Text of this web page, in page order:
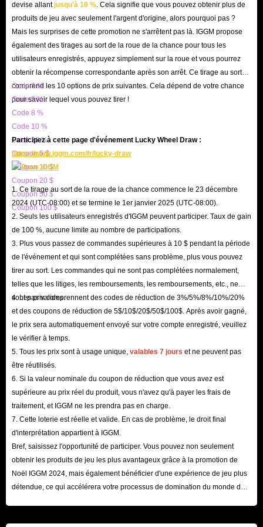
devise allantjusqu'à 10 % . Cela signifie que vous pouvez obtenir plus de
produits de jeu avec seulement l'argent d'origine, alors pourquoi pas ?
Mais les surprises de cette promotion ne s'arrêtent pas là. IGGM propose
également des tirages au sort de la roue de la chance pour tous les
utilisateurs enregistrés, appuyez simplement sur la roue et vous pourrez
obtenir la récompense correspondante après son arrêt. Ce tirage au sort
comprend les 10 options de prix suivantes. Cela dépend de votre chance
pour savoir lequel vous pouvez tirer !
Code 3 %
Code 5 %
Code 8 %
Code 10 %
Code 20 %
Coupon 5 $
Coupon 10 $
Coupon 20 $
Coupon 50 $
Coupon 100 $
Participez à cette page d'événement Lucky Wheel Draw :
https://www.iggm.com/fr/lucky-draw
1. Ce tirage au sort de la roue de la chance commence le 23 décembre
2024 (UTC-08:00) et se termine le 1er janvier 2025 (UTC-08:00).
2. Seuls les utilisateurs enregistrés d'IGGM peuvent participer. Taux de gain
de 100 %, aucune limite au nombre de participations.
3. Plus vous passez de commandes supérieures à 10 $ pendant la période
de l'événement et qui sont complétées sans problème, plus vous pouvez
tirer au sort. Les commandes qui ne sont pas complétées normalement,
telles que les litiges, les remboursements, les remboursements, etc., ne
sont pas valides.
4. Les prix comprennent des codes de réduction de 3%/5%/8%/10%/20%
et des coupons de réduction de 5$/10$/20$/50$/100$. Après avoir gagné,
le prix sera automatiquement envoyé sur votre compte enregistré, veuillez
le vérifier à temps.
5. Tous les prix sont à usage unique, valables 7 jours et ne peuvent pas
être réutilisés.
6. Si la valeur nominale du coupon de réduction que vous avez est
supérieure au prix réel du produit, vous n'avez qu'à payer les frais de
traitement, et IGGM ne les prendra pas en charge.
7. Cette loterie est réelle et valide. En cas de problème, le droit final
d'interprétation appartient à IGGM.
Bref, saisissez l'opportunité de participer. Vous pouvez non seulement
obtenir les produits de jeu les plus avantageux grâce à la promotion de
Noël IGGM 2024, mais également bénéficier d'une expérience de jeu plus
détendue, ce qui accélérera votre processus de domination du monde du